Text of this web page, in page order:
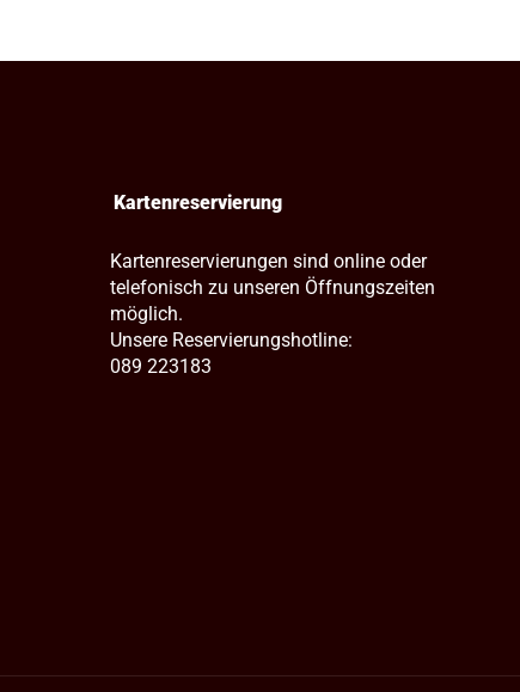
Kartenreservierung
Kartenreservierungen sind online oder
telefonisch zu unseren Öffnungszeiten
möglich.
Unsere Reservierungshotline:
089 223183